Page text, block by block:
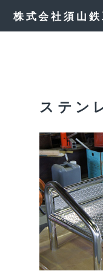
株式会社須山
ステン